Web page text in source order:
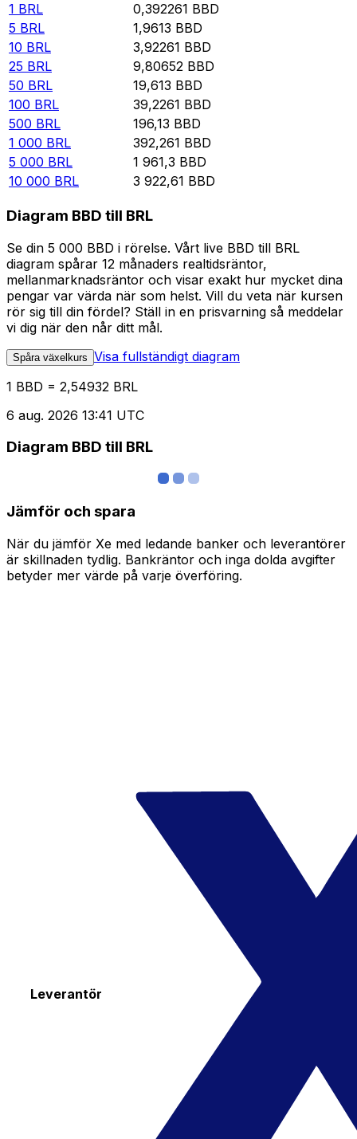
1 BRL 0,392261 BBD
5 BRL 1,9613 BBD
10 BRL 3,92261 BBD
25 BRL 9,80652 BBD
50 BRL 19,613 BBD
100 BRL 39,2261 BBD
500 BRL 196,13 BBD
1 000 BRL 392,261 BBD
5 000 BRL 1 961,3 BBD
10 000 BRL 3 922,61 BBD
Diagram BBD till BRL
Se din 5 000 BBD i rörelse. Vårt live BBD till BRL
diagram spårar 12 månaders realtidsräntor,
mellanmarknadsräntor och visar exakt hur mycket dina
pengar var värda när som helst. Vill du veta när kursen
rör sig till din fördel? Ställ in en prisvarning så meddelar
vi dig när den når ditt mål.
Spåra växelkurs Visa fullständigt diagram
1 BBD = 2,54932 BRL
6 aug. 2026 13:41 UTC
Diagram BBD till BRL
Jämför och spara
När du jämför Xe med ledande banker och leverantörer
är skillnaden tydlig. Bankräntor och inga dolda avgifter
betyder mer värde på varje överföring.
Leverantör